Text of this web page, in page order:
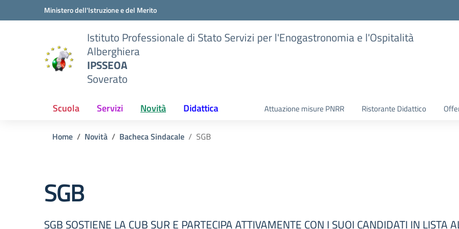
Vai ai contenuti
Vai al menu di navigazioneMinistero dell'Istruzione e del Merito
Istituto Professionale di Stato Servizi per l'Enogastronomia e l'Ospitalità
Alberghiera
IPSSEOA
Soverato
Scuola Servizi Novità Didattica Attuazione misure PNRR Ristorante Didattico
Home Novità Bacheca Sindacale SGB
SGB
SGB SOSTIENE LA CUB SUR E PARTECIPA ATTIVAMENTE CON I SUOI CANDIDATI IN LISTA